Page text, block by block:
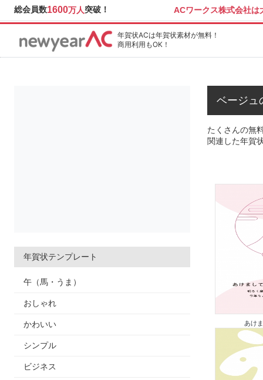
総会員数1600万人突破！ ACワークス株式会社は
年賀状ACは年賀状素材が無料！
商用利用もOK！
年賀状テンプレート
午（馬・うま）
おしゃれ
かわいい
シンプル
ビジネス
ベージュ
たくさんの無
関連した年賀
あけ